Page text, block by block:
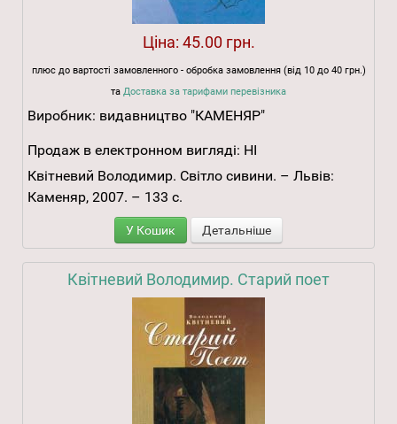
Ціна: 45.00 грн.
плюс до вартості замовленного - обробка замовлення (від 10 до 40 грн.)
та Доставка за тарифами перевізника
Виробник: видавництво "КАМЕНЯР"
Продаж в електронном вигляді: НІ
Квітневий Володимир. Світло сивини. – Львів:
Каменяр, 2007. – 133 с.
У Кошик Детальніше
Квітневий Володимир. Старий поет